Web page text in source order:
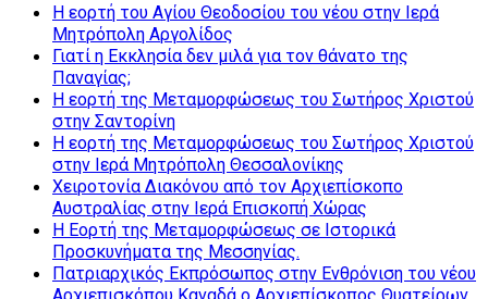
Η εορτή του Αγίου Θεοδοσίου του νέου στην Ιερά
Μητρόπολη Αργολίδος
Γιατί η Εκκλησία δεν μιλά για τον θάνατο της
Παναγίας;
Η εορτή της Μεταμορφώσεως του Σωτήρος Χριστού
στην Σαντορίνη
Η εορτή της Μεταμορφώσεως του Σωτήρος Χριστού
στην Ιερά Μητρόπολη Θεσσαλονίκης
Χειροτονία Διακόνου από τον Αρχιεπίσκοπο
Αυστραλίας στην Ιερά Επισκοπή Χώρας
Η Εορτή της Μεταμορφώσεως σε Ιστορικά
Προσκυνήματα της Μεσσηνίας.
Πατριαρχικός Εκπρόσωπος στην Ενθρόνιση του νέου